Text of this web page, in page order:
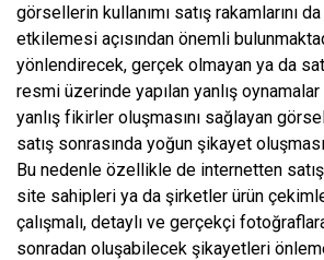
görsellerin kullanımı satış rakamlarını
etkilemesi açısından önemli
yönlendirecek, gerçek olmayan ya da
resmi üzerinde yapılan yanlış oynamalar
yanlış fikirler oluşmasını sağlayan
satış sonrasında yoğun şikayet
Bu nedenle özellikle de internetten
site sahipleri ya da şirketler ürün
çalışmalı, detaylı ve gerçekçi
sonradan oluşabilecek şikayetleri